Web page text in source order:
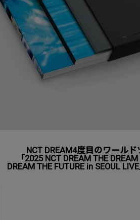
NCT DREAM4度目のワールド
「2025 NCT DREAM THE
DREAM THE FUTURE in SEOUL